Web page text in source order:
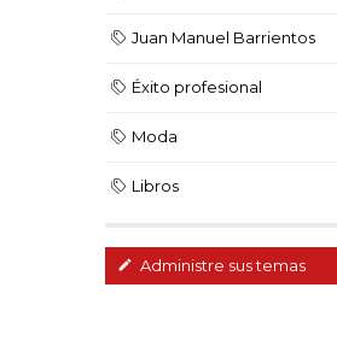
Juan Manuel Barrientos
Éxito profesional
Moda
Libros
Administre sus temas